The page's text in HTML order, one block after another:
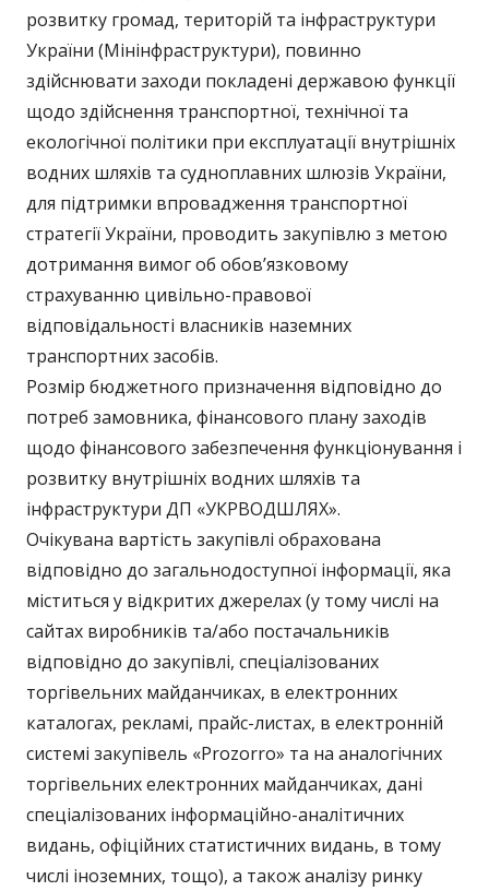
розвитку громад, територій та інфраструктури
України (Мінінфраструктури), повинно
здійснювати заходи покладені державою функції
щодо здійснення транспортної, технічної та
екологічної політики при експлуатації внутрішніх
водних шляхів та судноплавних шлюзів України,
для підтримки впровадження транспортної
стратегії України, проводить закупівлю з метою
дотримання вимог об обов’язковому
страхуванню цивільно-правової
відповідальності власників наземних
транспортних засобів.
Розмір бюджетного призначення відповідно до
потреб замовника, фінансового плану заходів
щодо фінансового забезпечення функціонування і
розвитку внутрішніх водних шляхів та
інфраструктури ДП «УКРВОДШЛЯХ».
Очікувана вартість закупівлі обрахована
відповідно до загальнодоступної інформації, яка
міститься у відкритих джерелах (у тому числі на
сайтах виробників та/або постачальників
відповідно до закупівлі, спеціалізованих
торгівельних майданчиках, в електронних
каталогах, рекламі, прайс-листах, в електронній
системі закупівель «Prozorro» та на аналогічних
торгівельних електронних майданчиках, дані
спеціалізованих інформаційно-аналітичних
видань, офіційних статистичних видань, в тому
числі іноземних, тощо), а також аналізу ринку